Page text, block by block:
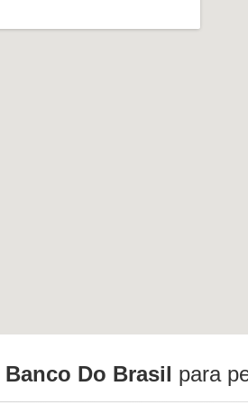
Banco Do Brasil para